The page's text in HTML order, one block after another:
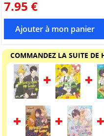
7.95 €
COMMANDEZ LA SUITE DE